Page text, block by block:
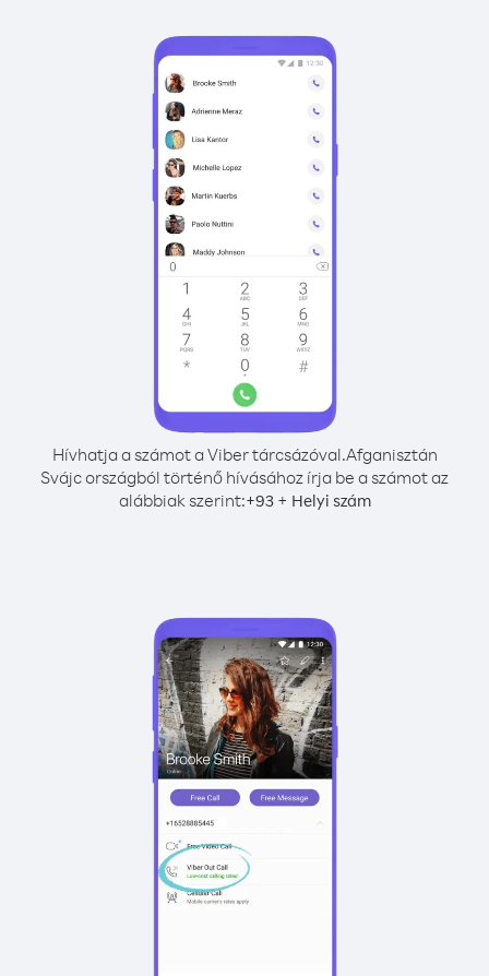
Hívhatja a számot a Viber tárcsázóval.Afganisztán
Svájc országból történő hívásához írja be a számot az
alábbiak szerint:+93+ Helyi szám